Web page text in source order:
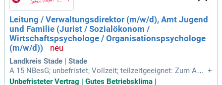
Leitung / Verwaltungsdirektor (m/w/d), Amt Jugend
und Familie (Jurist / Sozialökonom /
Wirtschaftspsychologe / Organisationspsychologe
(m/w/d))
Landkreis Stade | Stade
A 15 NBesG; unbefristet; Vollzeit; teilzeitgeeignet: Zum Amt
Jugend und Familie, dem planmäßig ca. 145 Stellen, untertei
+
Unbefristeter Vertrag | Gutes Betriebsklima |